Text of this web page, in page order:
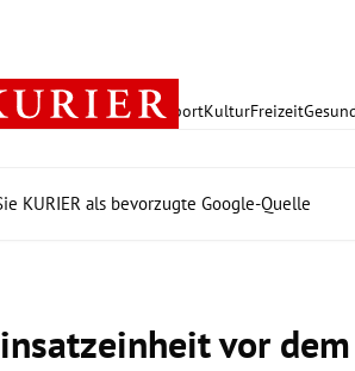
PolitikWirtschaft SportKulturFreizeit
KURIER als bevorzugte Google-Quelle
vor